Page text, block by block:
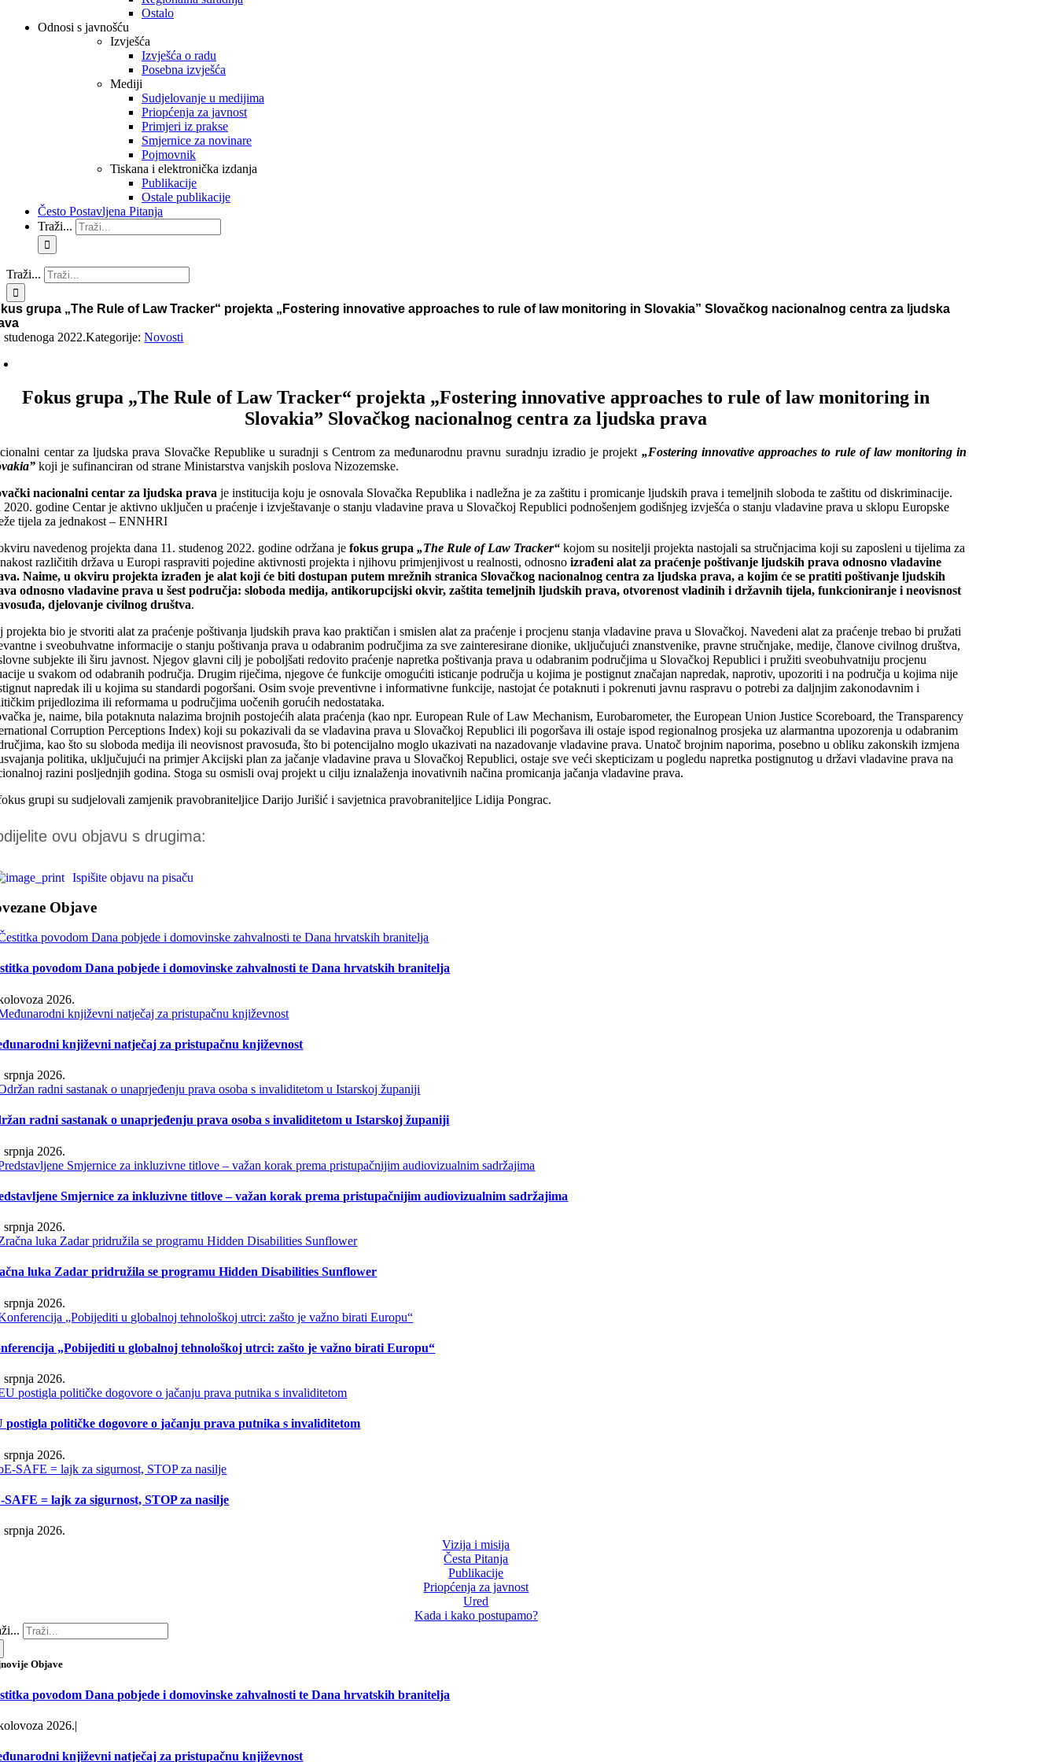
Ostalo
Odnosi s javnošću
Izvješća
Izvješća o radu
Posebna izvješća
Mediji
Sudjelovanje u medijima
Priopćenja za javnost
Primjeri iz prakse
Smjernice za novinare
Pojmovnik
Tiskana i elektronička izdanja
Publikacije
Ostale publikacije
Često Postavljena Pitanja
Traži...
Traži...
grupa „The Rule of Law Tracker“ projekta „Fostering innovative approaches to rule of law monitoring in Slovakia” Slovačkog nacionalnog centra za ljudska
studenoga 2022.Kategorije:Novosti
Fokus grupa „The Rule of Law Tracker“ projekta „Fostering innovative approaches to rule of law monitoring in
Slovakia” Slovačkog nacionalnog centra za ljudska prava
centar za ljudska prava Slovačke Republike u suradnji s Centrom za međunarodnu pravnu suradnju izradio je projekt „Fostering innovative approaches to rule of law monitoring in
koji je sufinanciran od strane Ministarstva vanjskih poslova Nizozemske.
nacionalni centar za ljudska prava je institucija koju je osnovala Slovačka Republika i nadležna je za zaštitu i promicanje ljudskih prava i temeljnih sloboda te zaštitu od diskriminacije.
2020. godine Centar je aktivno uključen u praćenje i izvještavanje o stanju vladavine prava u Slovačkoj Republici podnošenjem godišnjeg izvješća o stanju vladavine prava u sklopu Europske
tijela za jednakost – ENNHRI
navedenog projekta dana 11. studenog 2022. godine održana jefokus grupa„The Rule of Law Tracker“ kojom su nositelji projekta nastojali sa stručnjacima koji su zaposleni u tijelima za
različitih država u Europi raspraviti pojedine aktivnosti projekta i njihovu primjenjivost u realnosti, odnosnoizrađeni alat za praćenje poštivanje ljudskih prava odnosno vladavine
Naime, u okviru projekta izrađen je alat koji će biti dostupan putem mrežnih stranica Slovačkog nacionalnog centra za ljudska prava, a kojim će se pratiti poštivanje ljudskih
odnosno vladavine prava u šest područja: sloboda medija, antikorupcijski okvir, zaštita temeljnih ljudskih prava, otvorenost vladinih i državnih tijela, funkcioniranje i neovisnost
djelovanje civilnog društva.
projekta bio je stvoriti alat za praćenje poštivanja ljudskih prava kao praktičan i smislen alat za praćenje i procjenu stanja vladavine prava u Slovačkoj. Navedeni alat za praćenje trebao bi pružati
i sveobuhvatne informacije o stanju poštivanja prava u odabranim područjima za sve zainteresirane dionike, uključujući znanstvenike, pravne stručnjake, medije, članove civilnog društva,
subjekte ili širu javnost. Njegov glavni cilj je poboljšati redovito praćenje napretka poštivanja prava u odabranim područjima u Slovačkoj Republici i pružiti sveobuhvatniju procjenu
u svakom od odabranih područja. Drugim riječima, njegove će funkcije omogućiti isticanje područja u kojima je postignut značajan napredak, naprotiv, upozoriti i na područja u kojima nije
napredak ili u kojima su standardi pogoršani. Osim svoje preventivne i informativne funkcije, nastojat će potaknuti i pokrenuti javnu raspravu o potrebi za daljnjim zakonodavnim i
prijedlozima ili reformama u područjima uočenih gorućih nedostataka.
je, naime, bila potaknuta nalazima brojnih postojećih alata praćenja (kao npr. European Rule of Law Mechanism, Eurobarometer, the European Union Justice Scoreboard, the Transparency
Corruption Perceptions Index) koji su pokazivali da se vladavina prava u Slovačkoj Republici ili pogoršava ili ostaje ispod regionalnog prosjeka uz alarmantna upozorenja u odabranim
kao što su sloboda medija ili neovisnost pravosuđa, što bi potencijalno moglo ukazivati na nazadovanje vladavine prava. Unatoč brojnim naporima, posebno u obliku zakonskih izmjena
politika, uključujući na primjer Akcijski plan za jačanje vladavine prava u Slovačkoj Republici, ostaje sve veći skepticizam u pogledu napretka postignutog u državi vladavine prava na
razini posljednjih godina. Stoga su osmisli ovaj projekt u cilju iznalaženja inovativnih načina promicanja jačanja vladavine prava.
grupi su sudjelovali zamjenik pravobraniteljice Darijo Jurišić i savjetnica pravobraniteljice Lidija Pongrac.
ovu objavu s drugima:
Ispišite objavu na pisaču
Objave
povodom Dana pobjede i domovinske zahvalnosti te Dana hrvatskih branitelja
2026.
književni natječaj za pristupačnu književnost
srpnja 2026.
radni sastanak o unaprjeđenju prava osoba s invaliditetom u Istarskoj županiji
srpnja 2026.
Smjernice za inkluzivne titlove – važan korak prema pristupačnijim audiovizualnim sadržajima
srpnja 2026.
luka Zadar pridružila se programu Hidden Disabilities Sunflower
srpnja 2026.
„Pobijediti u globalnoj tehnološkoj utrci: zašto je važno birati Europu“
srpnja 2026.
postigla političke dogovore o jačanju prava putnika s invaliditetom
srpnja 2026.
SAFE = lajk za sigurnost, STOP za nasilje
srpnja 2026.
Vizija i misija
Česta Pitanja
Publikacije
Priopćenja za javnost
Ured
Kada i kako postupamo?
Objave
povodom Dana pobjede i domovinske zahvalnosti te Dana hrvatskih branitelja
2026.|
književni natječaj za pristupačnu književnost